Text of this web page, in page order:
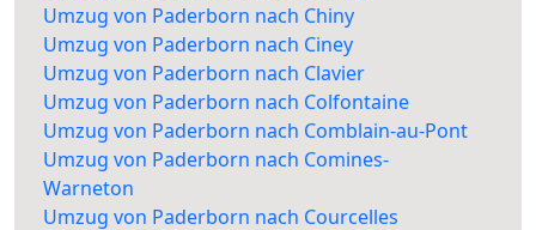
Umzug von Paderborn nach Chiny
Umzug von Paderborn nach Ciney
Umzug von Paderborn nach Clavier
Umzug von Paderborn nach Colfontaine
Umzug von Paderborn nach Comblain-au-Pont
Umzug von Paderborn nach Comines-
Warneton
Umzug von Paderborn nach Courcelles